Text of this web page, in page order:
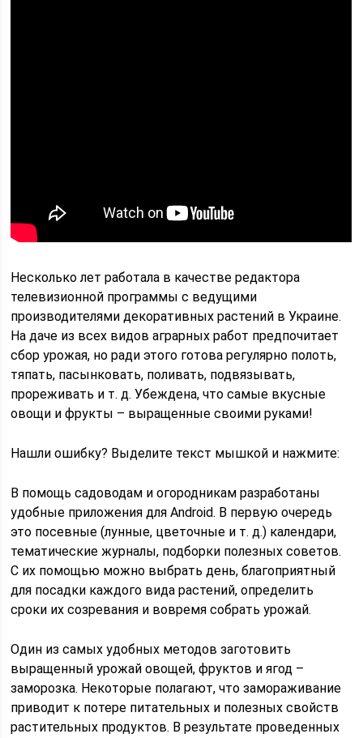
Несколько лет работала в качестве редактора
телевизионной программы с ведущими
производителями декоративных растений в Украине.
На даче из всех видов аграрных работ предпочитает
сбор урожая, но ради этого готова регулярно полоть,
тяпать, пасынковать, поливать, подвязывать,
прореживать и т. д. Убеждена, что самые вкусные
овощи и фрукты – выращенные своими руками!
Нашли ошибку? Выделите текст мышкой и нажмите:
В помощь садоводам и огородникам разработаны
удобные приложения для Android. В первую очередь
это посевные (лунные, цветочные и т. д.) календари,
тематические журналы, подборки полезных советов.
С их помощью можно выбрать день, благоприятный
для посадки каждого вида растений, определить
сроки их созревания и вовремя собрать урожай.
Один из самых удобных методов заготовить
выращенный урожай овощей, фруктов и ягод –
заморозка. Некоторые полагают, что замораживание
приводит к потере питательных и полезных свойств
растительных продуктов. В результате проведенных